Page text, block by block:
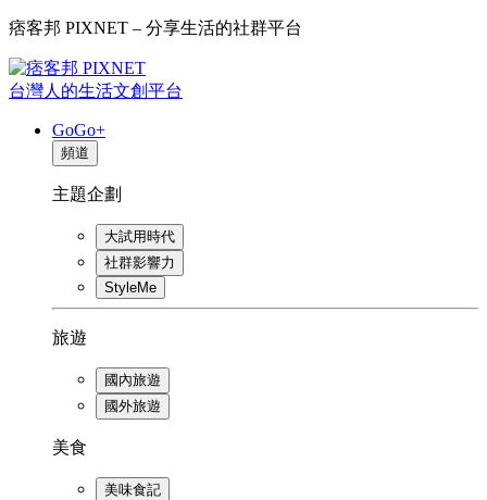
痞客邦 PIXNET – 分享生活的社群平台
台灣人的生活文創平台
GoGo+
頻道
主題企劃
大試用時代
社群影響力
StyleMe
旅遊
國內旅遊
國外旅遊
美食
美味食記